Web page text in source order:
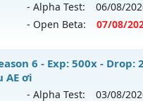
bản Webzen
- Alpha Test: 06/08/
- Open Beta: 07/08/
- 🔥PK máu lửa,Thiên
2026 - Mở máy chủCỤM
6 - Exp: 500x - Drop:
AE ơi
- Alpha Test: 03/08/